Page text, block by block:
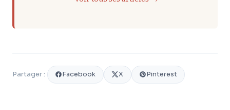
Partager : Facebook X Pinterest